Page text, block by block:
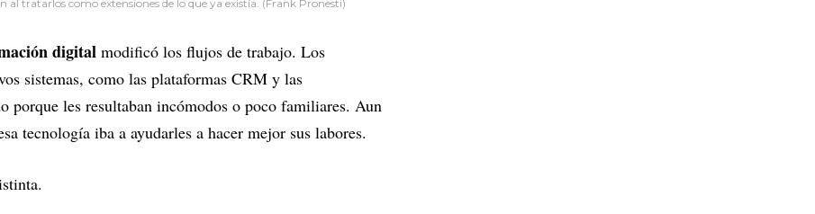
tratarlos como extensiones de lo que ya existía. (Frank Pronesti)
digital modificó los flujos de trabajo. Los
sistemas, como las plataformas CRM y las
porque les resultaban incómodos o poco familiares. Aun
tecnología iba a ayudarles a hacer mejor sus labores.